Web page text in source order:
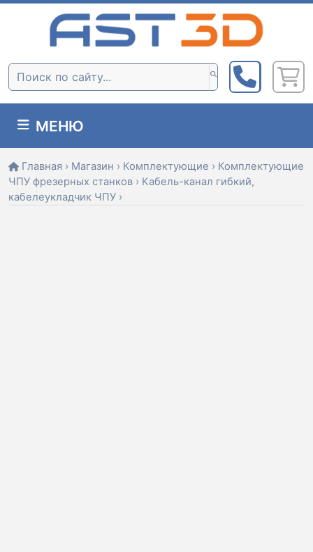
Skip
Поиск:
МЕНЮ
Главная › Магазин › Комплектующие › Комплектующие
ЧПУ фрезерных станков › Кабель-канал гибкий,
кабелеукладчик ЧПУ ›